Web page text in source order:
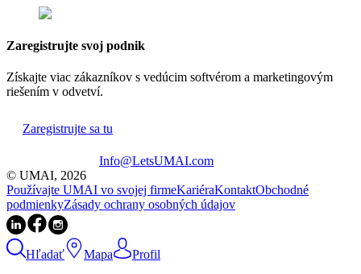
Zaregistrujte svoj podnik
Získajte viac zákazníkov s vedúcim softvérom a marketingovým
riešením v odvetví.
Zaregistrujte sa tu
Info@LetsUMAI.com
© UMAI, 2026
Používajte UMAI vo svojej firmeKariéraKontaktObchodné
podmienkyZásady ochrany osobných údajov
Hľadať Mapa Profil